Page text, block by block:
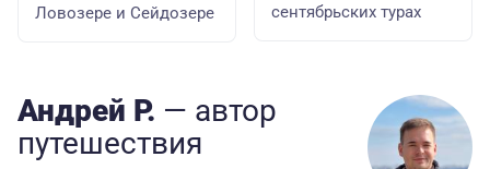
Ловозере и Сейдозере
сентябрьских турах
Андрей Р. — автор
путешествия